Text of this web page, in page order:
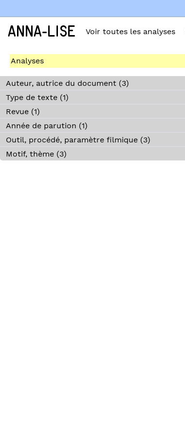
ANNA-LISE Voir toutes les analyses
Analyses
Auteur, autrice du document (3)
Type de texte (1)
Revue (1)
Année de parution (1)
Outil, procédé, paramètre filmique (3)
Motif, thème (3)